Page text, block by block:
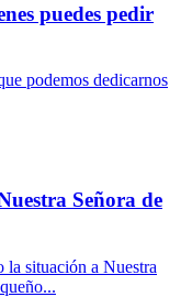
puedes pedir
podemos dedicarnos
Señora de
situación a Nuestra